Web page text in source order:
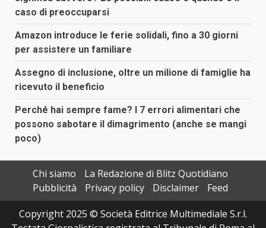
caso di preoccuparsi
Amazon introduce le ferie solidali, fino a 30 giorni
per assistere un familiare
Assegno di inclusione, oltre un milione di famiglie ha
ricevuto il beneficio
Perché hai sempre fame? I 7 errori alimentari che
possono sabotare il dimagrimento (anche se mangi
poco)
Chi siamo
La Redazione di Blitz Quotidiano
Pubblicità
Privacy policy Disclaimer
Feed
Copyright 2025 © Società Editrice Multimediale S.r.l.